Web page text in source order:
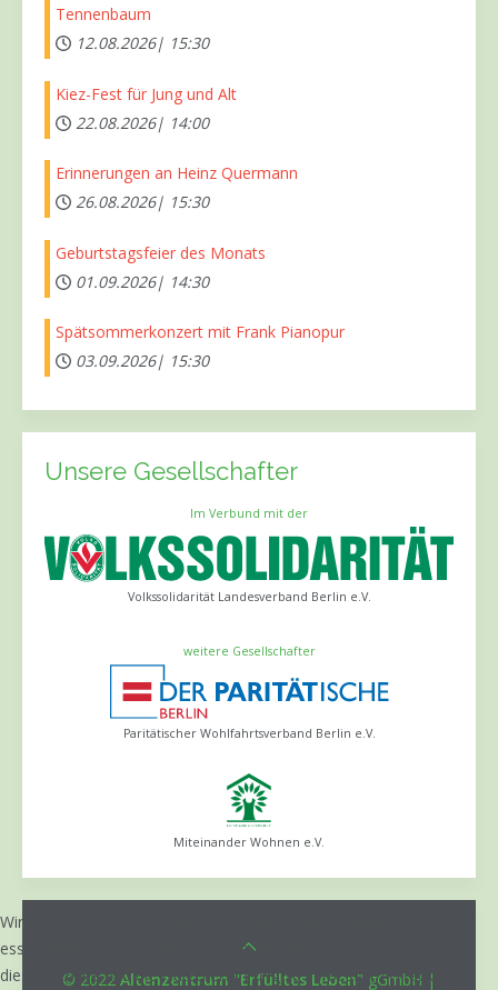
Tennenbaum
12.08.2026| 15:30
Kiez-Fest für Jung und Alt
22.08.2026| 14:00
Erinnerungen an Heinz Quermann
26.08.2026| 15:30
Geburtstagsfeier des Monats
01.09.2026| 14:30
Spätsommerkonzert mit Frank Pianopur
03.09.2026| 15:30
Unsere Gesellschafter
Im Verbund mit der
Volkssolidarität Landesverband Berlin e.V.
weitere Gesellschafter
Paritätischer Wohlfahrtsverband Berlin e.V.
Miteinander Wohnen e.V.
© 2022 Altenzentrum "Erfülltes Leben" gGmbH |
Wir nutzen Cookies auf unserer Website. Einige von ihnen sind
essenziell für den Betrieb der Seite, während andere uns helfen,
diese Website und die Nutzererfahrung zu verbessern (Tracking